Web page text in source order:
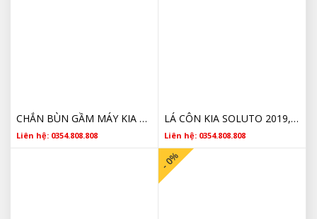
CHẮN BÙN GẦM MÁY KIA SOLUTO GIÁ RẺ
Liên hệ: 0354.808.808
LÁ CÔN KIA SOLUTO 2019,2020,2021,2022,2023 4110002905
Liên hệ: 0354.808.808
- 0%